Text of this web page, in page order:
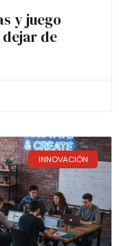
y juego
de
INNOVACIÓN